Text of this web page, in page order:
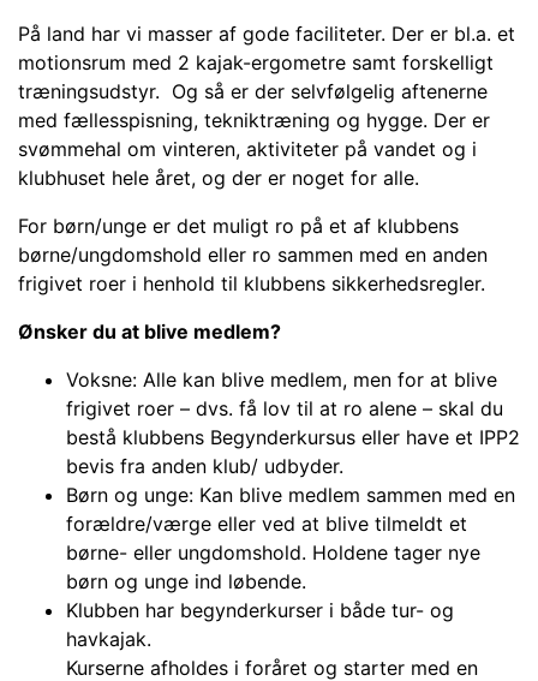
På land har vi masser af gode faciliteter. Der er bl.a. et
motionsrum med 2 kajak-ergometre samt forskelligt
træningsudstyr. Og så er der selvfølgelig aftenerne
med fællesspisning, tekniktræning og hygge. Der er
svømmehal om vinteren, aktiviteter på vandet og i
klubhuset hele året, og der er noget for alle.
For børn/unge er det muligt ro på et af klubbens
børne/ungdomshold eller ro sammen med en anden
frigivet roer i henhold til klubbens sikkerhedsregler.
Ønsker du at blive medlem?
Voksne: Alle kan blive medlem, men for at blive
frigivet roer – dvs. få lov til at ro alene – skal du
bestå klubbens Begynderkursus eller have et IPP2
bevis fra anden klub/ udbyder.
Børn og unge: Kan blive medlem sammen med en
forældre/værge eller ved at blive tilmeldt et
børne- eller ungdomshold. Holdene tager nye
børn og unge ind løbende.
Klubben har begynderkurser i både tur- og
havkajak.
Kurserne afholdes i foråret og starter med en